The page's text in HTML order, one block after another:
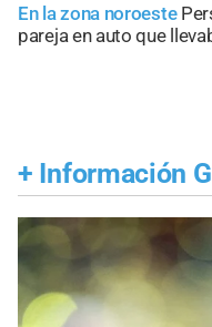
En la zona noroeste
pareja en auto que
+ Información